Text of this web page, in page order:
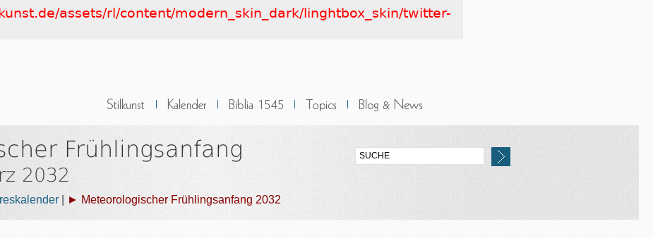
Frühlingsanfang
2032
► Meteorologischer Frühlingsanfang 2032
assets/rl/content/modern_skin_dark/linghtbox_skin/twitter-